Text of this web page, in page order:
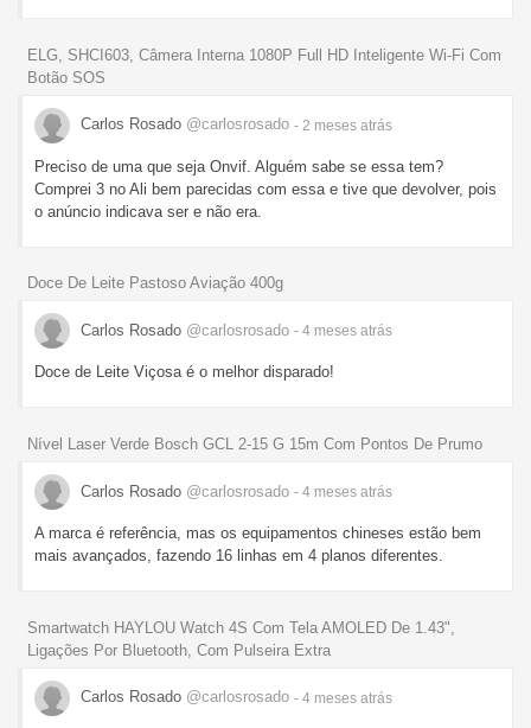
ELG, SHCI603, Câmera Interna 1080P Full HD Inteligente Wi-Fi Com
Botão SOS
Carlos Rosado @carlosrosado - 2 meses atrás
Preciso de uma que seja Onvif. Alguém sabe se essa tem?
Comprei 3 no Ali bem parecidas com essa e tive que devolver, pois
o anúncio indicava ser e não era.
Doce De Leite Pastoso Aviação 400g
Carlos Rosado @carlosrosado - 4 meses atrás
Doce de Leite Viçosa é o melhor disparado!
Nível Laser Verde Bosch GCL 2-15 G 15m Com Pontos De Prumo
Carlos Rosado @carlosrosado - 4 meses atrás
A marca é referência, mas os equipamentos chineses estão bem
mais avançados, fazendo 16 linhas em 4 planos diferentes.
Smartwatch HAYLOU Watch 4S Com Tela AMOLED De 1.43",
Ligações Por Bluetooth, Com Pulseira Extra
Carlos Rosado @carlosrosado - 4 meses atrás